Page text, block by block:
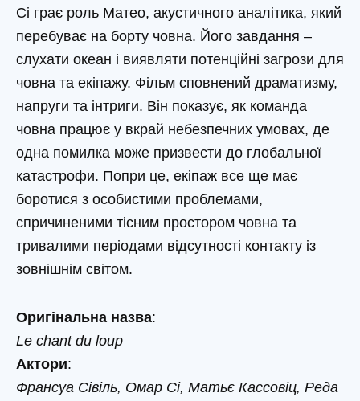
Сі грає роль Матео, акустичного аналітика, який
перебуває на борту човна. Його завдання –
слухати океан і виявляти потенційні загрози для
човна та екіпажу. Фільм сповнений драматизму,
напруги та інтриги. Він показує, як команда
човна працює у вкрай небезпечних умовах, де
одна помилка може призвести до глобальної
катастрофи. Попри це, екіпаж все ще має
боротися з особистими проблемами,
спричиненими тісним простором човна та
тривалими періодами відсутності контакту із
зовнішнім світом.
Оригінальна назва:
Le chant du loup
Актори:
Франсуа Сівіль, Омар Сі, Матьє Кассовіц, Реда